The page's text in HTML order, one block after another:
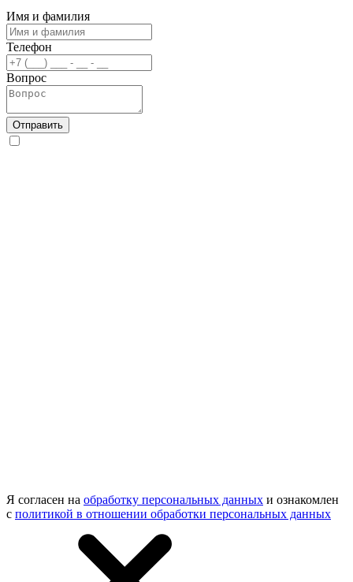
Имя и фамилия
Телефон
Вопрос
Отправить
Я согласен на обработку персональных данных и ознакомлен
с политикой в отношении обработки персональных данных